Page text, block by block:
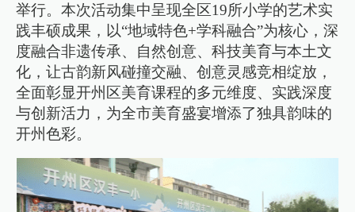
举行。本次活动集中呈现全区19所小学的艺术实
践丰硕成果，以“地域特色+学科融合”为核心，深
度融合非遗传承、自然创意、科技美育与本土文
化，让古韵新风碰撞交融、创意灵感竞相绽放，
全面彰显开州区美育课程的多元维度、实践深度
与创新活力，为全市美育盛宴增添了独具韵味的
开州色彩。